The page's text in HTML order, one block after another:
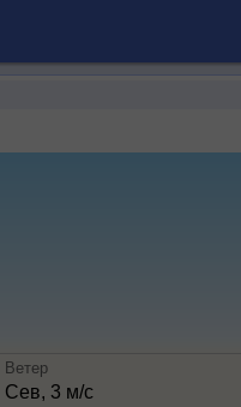
Ветер
Сев, 3 м/с